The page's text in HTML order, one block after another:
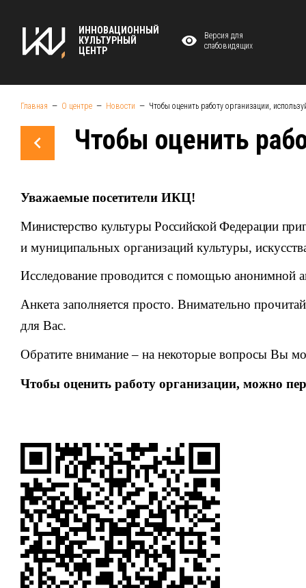
ИННОВАЦИОННЫЙ
КУЛЬТУРНЫЙ
ЦЕНТР
Версия для
слабовидящих
Главная О центре Новости Чтобы оценить работу организации,
Чтобы оценить
Уважаемые посетители ИКЦ!
Министерство культуры Российской Федерации
и муниципальных организаций культуры,
Исследование проводится с помощью анонимной
Анкета заполняется просто. Внимательно
для Вас.
Обратите внимание – на некоторые вопросы Вы
Чтобы оценить работу организации, можно